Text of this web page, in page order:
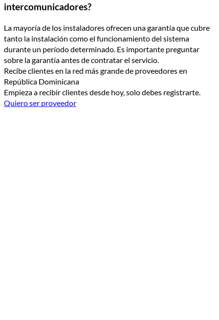
intercomunicadores?
La mayoría de los instaladores ofrecen una garantía que cubre
tanto la instalación como el funcionamiento del sistema
durante un período determinado. Es importante preguntar
sobre la garantía antes de contratar el servicio.
Recibe clientes en la red más grande de proveedores en
República Dominicana
Empieza a recibir clientes desde hoy, solo debes registrarte.
Quiero ser proveedor